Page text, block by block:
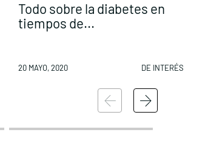
Todo sobre la diabetes en
tiempos de...
20 MAYO, 2020 DE INTERÉS